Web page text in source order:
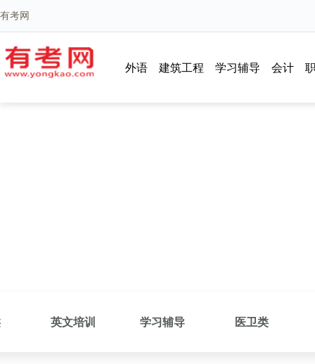
有考网
外语 建筑工程 学习辅导 会计
英文培训 学习辅导 医卫类